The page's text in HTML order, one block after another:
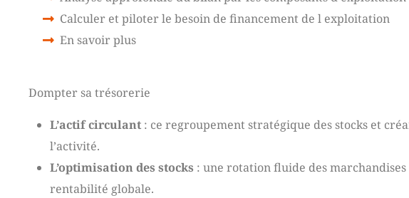
Calculer et piloter le besoin de financement de l exploitation
En savoir plus
Dompter sa trésorerie
L’actif circulant : ce regroupement stratégique des stocks et
l’activité.
L’optimisation des stocks : une rotation fluide des
rentabilité globale.